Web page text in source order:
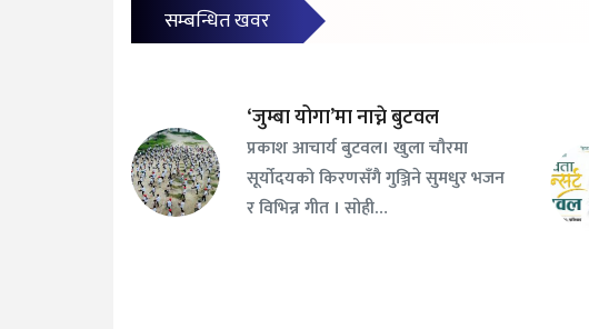
सम्बन्धित खवर
‘जुम्बा योगा’मा नाच्ने बुटवल
प्रकाश आचार्य बुटवल। खुला चौरमा
सूर्योदयको किरणसँगै गुञ्जिने सुमधुर भजन
र विभिन्न गीत । सोही…